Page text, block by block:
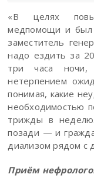
«В целях
медпомощи и был
заместитель
надо ездить за
три часа
нетерпением
понимая, какие
необходимостью
трижды в
позади — и
диализом рядом с
Приём